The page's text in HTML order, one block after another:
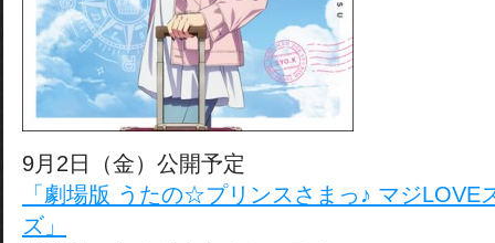
9月2日（金）公開予定
「劇場版 うたの☆プリンスさまっ♪ マジLOVE
ズ」